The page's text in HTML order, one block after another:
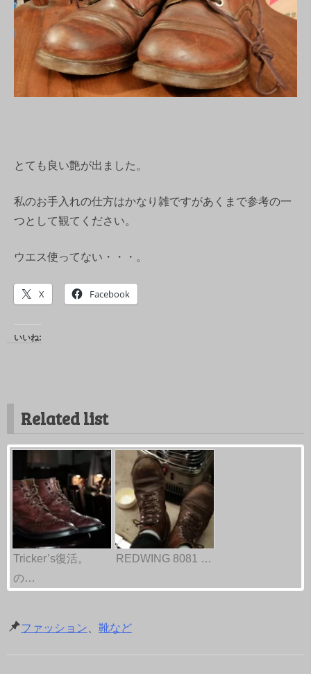
とても良い艶が出ました。
私のお手入れの仕方はかなり雑ですがあくまで参考の一
つとして観てください。
ウエス使ってない・・・。
X Facebook
いいね:
Related list
Tricker’s復活。
の…
REDWING 8081 …
ファッション 靴など